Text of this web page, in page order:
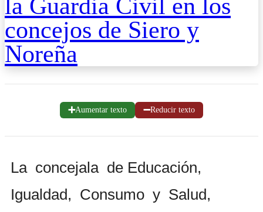
➕Aumentar texto ➖Reducir texto
La concejala de Educación,
Igualdad, Consumo y Salud,